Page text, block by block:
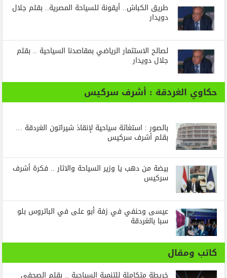
طريق الكباش.. أيقونة للسياحة المصرية.. بقلم جلال
دويدار
لصالح الاستثمار الرياضي بمقاصدنا السياحية .. بقلم
جلال دويدار
حكاوي الغردقة : أشرف سركيس
بالصور : استغاثة سياحية لإنقاذ شيراتون الغردقة …
بقلم أشرف سركيس
بيضة من دهب يا وزير السياحة والاثار .. فكرة أشرف
سركيس
عيسى وحنفي في زفة أبو على في الباتروس بلو
سبا بالغردقة
كاتب ومقال